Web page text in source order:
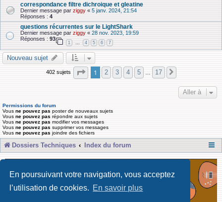
En poursuivant votre navigation, vous acceptez
l’utilisation de cookies. En savoir plus
correspondance filtre dichroique et gleatine
Dernier message par ziggy « 5 janv. 2024, 21:54
Réponses : 4
questions récurrentes sur le LightShark
Dernier message par ziggy « 28 nov. 2023, 19:59
Réponses : 93
1 … 4 5 6 7
Nouveau sujet
402 sujets Page 1sur17
1 2 3 4 5 17
Aller à
Permissions du forum
Vous ne pouvez pas poster de nouveaux sujets
Vous ne pouvez pas répondre aux sujets
Vous ne pouvez pas modifier vos messages
Vous ne pouvez pas supprimer vos messages
Vous ne pouvez pas joindre des fichiers
Dossiers Techniques Index du forum